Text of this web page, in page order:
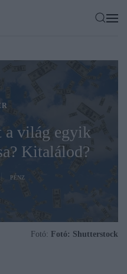
a világ egyik
Kitalálod?
PÉNZ
Fotó: Fotó: Shutterstock